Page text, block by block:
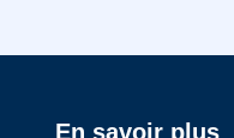
En savoir plus